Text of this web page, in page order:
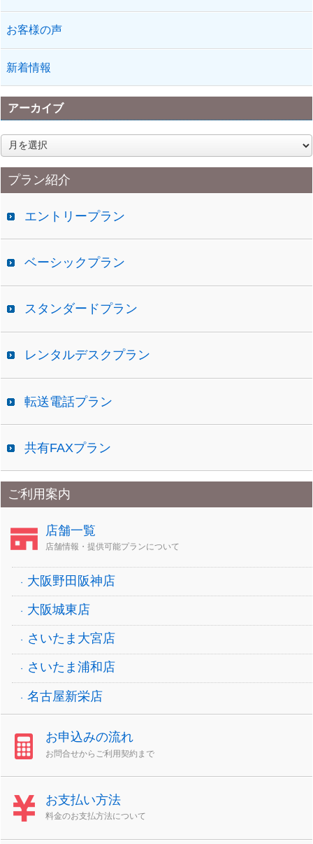
お客様の声
新着情報
アーカイブ
ア
ー
カ
イプラン紹介
エントリープラン
ベーシックプラン
スタンダードプラン
レンタルデスクプラン
転送電話プラン
共有FAXプラン
ご利用案内
店舗一覧
店舗情報・提供可能プランについて
大阪野田阪神店
大阪城東店
さいたま大宮店
さいたま浦和店
名古屋新栄店
お申込みの流れ
お問合せからご利用契約まで
お支払い方法
料金のお支払方法について